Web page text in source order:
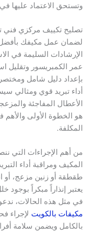
وتستحق الاعتماد عليها
تصليح تكييف مركزي فني
لضمان عمل مكيفك بأفضل
الإرشادات السليمة في
عمر الكمبريسور وتقليل
بإعداد دليل شامل
أداء تبريد قوي ومثالي
الأعطال المفاجئة
هو الخطوة الأولى والأهم
المكلفة.
من أهم الإجراءات التي
المكيف ومراقبة أداء
طقطقة أو زنين مزعج،
يعتبر إنذاراً مبكراً
في مثل هذه الحالات،
مكيفات بالكويت لإجراء
بالكامل ويضمن سلامة